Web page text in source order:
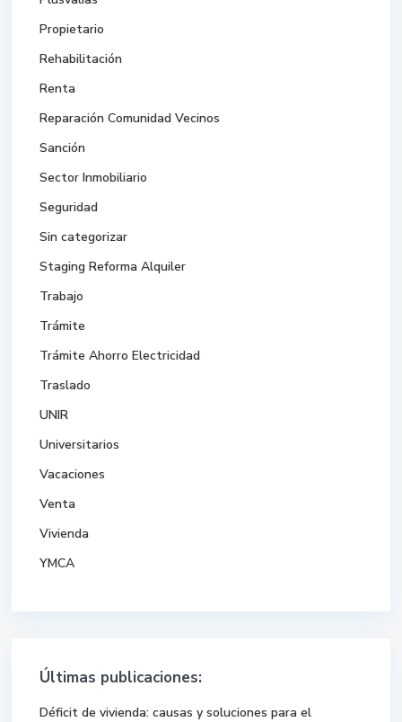
Propietario
Rehabilitación
Renta
Reparación Comunidad Vecinos
Sanción
Sector Inmobiliario
Seguridad
Sin categorizar
Staging Reforma Alquiler
Trabajo
Trámite
Trámite Ahorro Electricidad
Traslado
UNIR
Universitarios
Vacaciones
Venta
Vivienda
YMCA
Últimas publicaciones:
Déficit de vivienda: causas y soluciones para el